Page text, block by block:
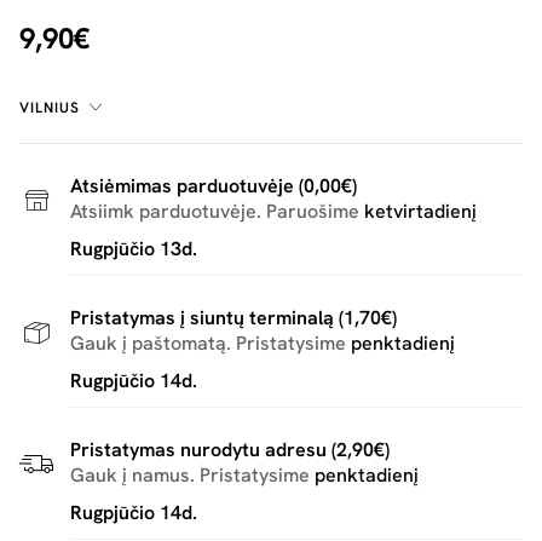
9,90€
VILNIUS
Atsiėmimas parduotuvėje (0,00€)
Atsiimk parduotuvėje. Paruošime ketvirtadienį
Rugpjūčio 13d.
Pristatymas į siuntų terminalą (1,70€)
Gauk į paštomatą. Pristatysime penktadienį
Rugpjūčio 14d.
Pristatymas nurodytu adresu (2,90€)
Gauk į namus. Pristatysime penktadienį
Rugpjūčio 14d.